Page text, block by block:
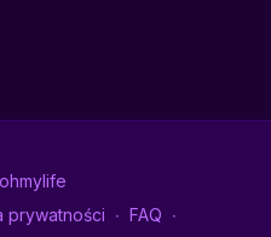
prywatności ∙ FAQ ∙